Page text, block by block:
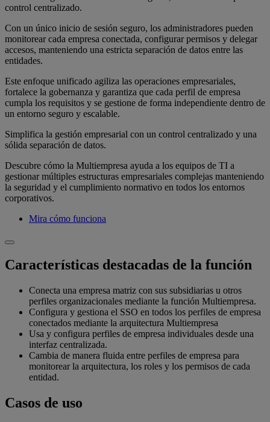
control centralizado.
Con un único inicio de sesión seguro, los administradores pueden
monitorear cada empresa conectada, configurar permisos y delegar
accesos, manteniendo una estricta separación de datos entre las
entidades.
Este enfoque unificado agiliza las operaciones empresariales,
fortalece la gobernanza y garantiza que cada perfil de empresa
cumpla los requisitos y se gestione de forma independiente dentro de
un entorno seguro y escalable.
Simplifica la gestión empresarial con un control centralizado y una
sólida separación de datos.
Descubre cómo la Multiempresa ayuda a los equipos de TI a
gestionar múltiples estructuras empresariales complejas manteniendo
la seguridad y el cumplimiento normativo en todos los entornos
corporativos.
Mira cómo funciona
Características destacadas de la función
Conecta una empresa matriz con sus subsidiarias u otros
perfiles organizacionales mediante la función Multiempresa.
Configura y gestiona el SSO en todos los perfiles de empresa
conectados mediante la arquitectura Multiempresa
Usa y configura perfiles de empresa individuales desde una
interfaz centralizada.
Cambia de manera fluida entre perfiles de empresa para
monitorear la arquitectura, los roles y los permisos de cada
entidad.
Casos de uso